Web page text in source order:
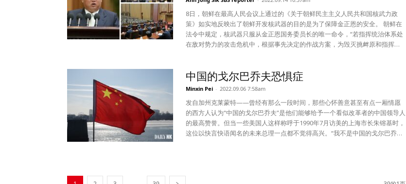
北方三角联合为后盾，通过得过且过和社会改造来转变朝鲜社会的整体性质。
③进一步增大韩国社会内部极端的分裂现象，营造反对尹锡悦政府的氛围和南
南矛盾。在这个过程中750万海外同胞会成为重要的目标。可以说，这种战术是
金日成1964年提倡的《三大革命力量（朝鲜、韩国、国际）强化路线》的第二
总统选举的2024年作为转折点，谋求进行裁军会谈而不是无核化磋商。在下届
的美国总统选举中，跟金正恩交换过27次亲笔信的特朗普再次当选的可能性
大，而且特朗普举着反对拜登和美国第一主义政策的可能性大，金正恩绝不会
错过这种机会。当然，为了事先营造氛围，也有攻击韩美日三国中最弱的国家
日本的可能性。 此外，金正恩的大战略是实现“朝鲜半岛赤化统一”。所以不仅
会追求拥核国家的短期目标，中长期目标是实现“2036年社会主义强国元
年”（金正恩于2021年4月提出），最终通过联邦制或者武力实现“领土完整”。
核武器的朝鲜扭转局面。”因为体制竞争并不单纯是事关经济能力的问题，精神
得到的好处。 与此同时，当然也必须在 2026 年初限制这两个核大国武库的新
START 条约到期之前，美国应该向俄罗斯发出信号，表示它准备讨论下一阶段
的核军备控制。限制武器系统的数量和类型需要提上议事日程，还必须包括中
国。 美国及其在该地区的合作伙伴还应采取措施——必要时采取外交或军事措
施——以确保伊朗不会发展核武器或接近到它可以其他国家来不及获得警报阻
会认为它们也需要核武器。这种情况将使中东这个世界上三十年来最不稳定的
地区走向更加危险的方向。 恢复伊朗与世界大国达成的 2015 年核协议（美国
于 2018 年退出）只有暂时性的帮助，因为该协议包含几个所谓的日落条款。这
个代价过于高昂，因为这将使伊朗摆脱严厉的制裁，使该政权能够推行更加激
进的外交政策，并在国内反对它的时候为其提供生命线。 另一些担忧在亚洲。
将朝鲜与核武器分开的尝试毫无结果。 完全无核化应该仍然是一个目标，但与
此同时，美国、韩国和日本需要考虑某种形式的军备控制方案，让朝鲜以限制
权创始人、其祖父金日成——是否认真对待过无核化。然而，几十年来，美国
和其他国家政府试图通过施压、安全保证和经济诱因相结合促使朝鲜放弃其核
武器计划，但都徒劳无功。 世界领导人应该相信金正恩所谓的朝鲜的核能力是
该国“值得信赖的盾牌”和“宝剑”，他永远不会放弃它们。上个月，金正恩宣布了
一项授权核打击的新法律，如果外国势力试图将他赶下台，他的政权将“永远不
易筹码，”他说。 金正恩的行为反映了他坚定不移地决心要被接受为核大国领导
人——无其他人论多么不情愿——就像国际社会接受巴基斯坦甚至印度一样。
但他已经放弃了朝鲜以前的“行动换行动”方法——即逐步解除制裁以限制其核活
动。因此，他甚至没有承认拜登政府恢复无核化谈判的反复努力。 相反，金要
求美国从韩国撤军，从地区撤出战略资产——这显然是行不通的。接下来，朝
鲜很可能会呼吁与美国进行削减核武器的谈判，以表明它最终被承认为一个核
大国，而不是一个流氓国家。 金还可能寻求利用美国与俄罗斯和中国的外交关
崎投下原子弹以来首次使用此类武器——将引发一场灾难性的全球危机，破坏
习近平的加冕礼。 当习近平和普京2月份在北京冬奥会上会面，签署中俄合作协
议时，入侵乌克兰的计划似乎是一个安全的赌注：俄罗斯人将迅速推翻乌克兰
的领导层，使美国和北约弱态尽露。一场代理人战争也会转移美国对与中国竞
争的注意力——至少习近平这么认为。 然后乌克兰反击，暴露了俄罗斯的无数
的哈尔科夫地区撤退，并在南部的赫尔松附近遭受重创。 基本可以肯定，习近
平最近在乌兹别克斯坦撒马尔罕举行的上海合作组织峰会上会见普京时，表达
了他对俄罗斯失败的不满。普京公开承认中国对这场战争的“疑问和担忧”——这
是罕见地承认了两国之间的紧张关系——习近平本人没有公开提及乌克兰。习
近平的沉默与印度总理莫迪（Narendra Modi）形成鲜明对比，后者以不同寻
常的变脸公开斥责普京。 尽管如此，很难相信习近平在将自己的政治命运与如
此鲁莽的盟友联系在一起时，不去怀疑自己是否做出了正确的决定。普京“部分
8日，朝鲜在最高人民会议上通过的《关于朝鲜民主主义人民共和国核武力政
策》如实地反映出了朝鲜开发核武器的目的是为了保障金正恩的安全。 朝鲜在
法令中规定，核武器只服从金正恩国务委员长的唯一命令，“若指挥统治体系处
在敌对势力的攻击危机中，根据事先决定的作战方案，为毁灭挑衅原和指挥部
朝鲜在法令中规定“若断定敌对势力对国家指导部和国家核武力指挥机构实施或
即将实施核打击或非核攻击时”可使用核武器。也就是说，不管是用核武器或常
恩实施攻击就会招来核报复，所以不要轻举妄动。承认了开发核武器是为了保
障金正恩的安全。 “朝鲜拥核”是为了金正恩的安全 可能会认为：朝鲜承认开发
核武器是为了保障朝鲜的安全，朝鲜是金日成一家（目前是金正恩）的国家，
所以朝鲜的核武器是为了保障金正恩的安全，这有什么特别的？可是实际上这
中国的戈尔巴乔夫恐惧症
Minxin Pei - 2022.09.06 7:58am
发自加州克莱蒙特——曾经有那么一段时间，那些心怀善意甚至有点一厢情愿
的西方人认为“中国的戈尔巴乔夫”是他们能够给予一个看似改革者的中国领导人
的最高赞誉。但当一些美国人这样称呼于1990年7月访美的上海市长朱镕基时，
这位以快言快语闻名的未来总理一点都不觉得高兴。“我不是中国的戈尔巴乔